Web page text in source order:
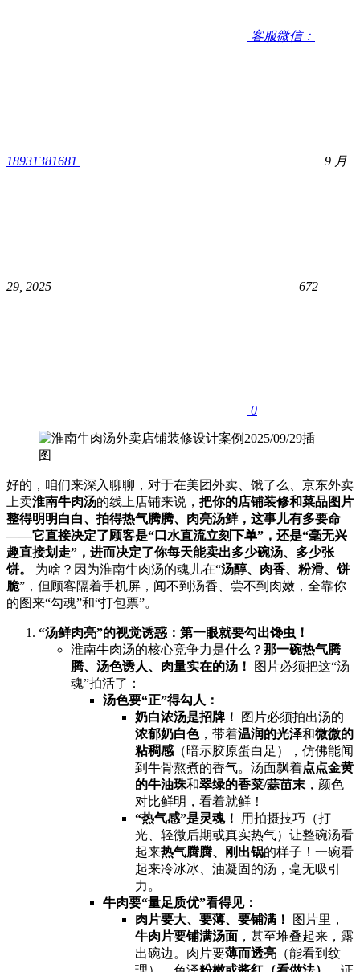
客服微信：
18931381681 9 月
29, 2025 672
0
好的，咱们来深入聊聊，对于在美团外卖、饿了么、京东外卖
上卖淮南牛肉汤的线上店铺来说，​ 把你的店铺装修和菜品图片
整得明明白白、拍得热气腾腾、肉亮汤鲜，这事儿有多要命
——它直接决定了顾客是“口水直流立刻下单”，还是“毫无兴
趣直接划走”，进而决定了你每天能卖出多少碗汤、多少张
饼。​
​ 为啥？因为淮南牛肉汤的魂儿在“汤醇、肉香、粉滑、饼
脆”，但顾客隔着手机屏，闻不到汤香、尝不到肉嫩，全靠你
的图来“勾魂”和“打包票”。
​“汤鲜肉亮”的视觉诱惑：第一眼就要勾出馋虫！​
淮南牛肉汤的核心竞争力是什么？​ 那一碗热气腾
腾、汤色诱人、肉量实在的汤！​
​ 图片必须把这“汤
魂”拍活了：
汤色要“正”得勾人：​
奶白浓汤是招牌！​
​ 图片必须拍出汤的
浓郁奶白色，带着温润的光泽和微微的
粘稠感 ​（暗示胶原蛋白足），仿佛能闻
到牛骨熬煮的香气。汤面飘着点点金黄
的牛油珠和翠绿的香菜/蒜苗末 ，颜色
对比鲜明，看着就鲜！
​“热气感”是灵魂！​
​ 用拍摄技巧（打
光、轻微后期或真实热气）让整碗汤看
起来热气腾腾、刚出锅的样子！一碗看
起来冷冰冰、油凝固的汤，毫无吸引
力。
牛肉要“量足质优”看得见：​
肉片要大、要薄、要铺满！​
​ 图片里，​
牛肉片要铺满汤面 ，甚至堆叠起来，露
出碗边。肉片要薄而透亮 ​（能看到纹